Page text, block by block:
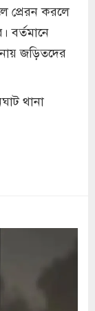
প্রেরন করলে
বর্তমানে
জড়িতদের
থানা